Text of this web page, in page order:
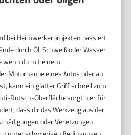
bei Heimwerkerprojekten passiert
durch Öl, Schweiß oder Wasser
wenn du mit einem
Motorhaube eines Autos oder an
kann ein glatter Griff schnell zum
Rutsch-Oberfläche sorgt hier für
dass dir das Werkzeug aus der
oder Verletzungen